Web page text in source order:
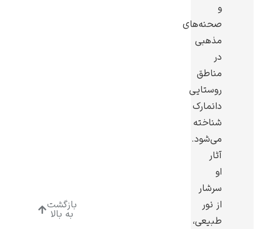
و
صحنه‌های
مذهبی
در
مناطق
روستایی
دانمارک
شناخته
می‌شود.
آثار
او
سرشار
از نور
طبیعی،
بازگشت
به بالا